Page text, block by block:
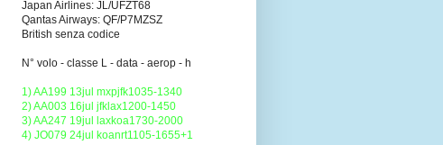
Japan Airlines: JL/UFZT68
Qantas Airways: QF/P7MZSZ
British senza codice
N° volo - classe L - data - aerop - h
1) AA199 13jul mxpjfk1035-1340
2) AA003 16jul jfklax1200-1450
3) AA247 19jul laxkoa1730-2000
4) JO079 24jul koanrt1105-1655+1